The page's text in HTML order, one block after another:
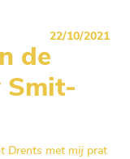
22/10/2021
de
Smit-
Drents met mij prat